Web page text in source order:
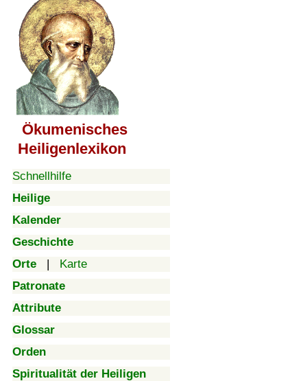
Ökumenisches
Heiligenlexikon
Schnellhilfe
Heilige
Kalender
Geschichte
Orte | Karte
Patronate
Attribute
Glossar
Orden
Spiritualität der Heiligen